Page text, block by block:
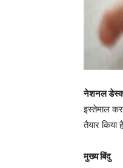
नेशनल
इस्तेमाल
तैयार
मुख्य बिंदु